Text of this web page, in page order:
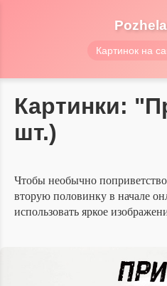
Картинок на
Картинки:
шт.)
Чтобы необычно
вторую половинку в начале
использовать яркое